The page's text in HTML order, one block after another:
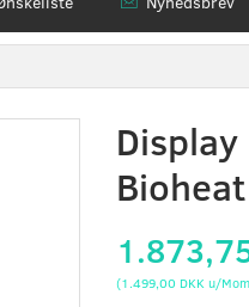
Bioheat
(1.499,00 DKKu/